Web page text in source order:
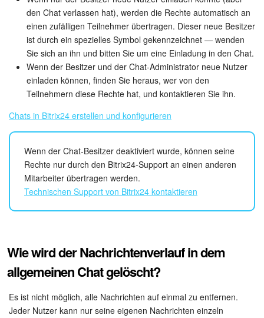
Mitarbeiter
Onlineshop
Websites
Wissensbasis
Videokonferenzen
Telefonie
Bitrix24 Messenger
Allgemeine Fragen
On-Premise Version
den Chat verlassen hat), werden die Rechte automatisch an
einen zufälligen Teilnehmer übertragen. Dieser neue Besitzer
ist durch ein spezielles Symbol gekennzeichnet — wenden
Sie sich an ihn und bitten Sie um eine Einladung in den Chat.
Wenn der Besitzer und der Chat-Administrator neue Nutzer
einladen können, finden Sie heraus, wer von den
Teilnehmern diese Rechte hat, und kontaktieren Sie ihn.
Chats in Bitrix24 erstellen und konfigurieren
Wenn der Chat-Besitzer deaktiviert wurde, können seine
Rechte nur durch den Bitrix24-Support an einen anderen
Mitarbeiter übertragen werden.
Technischen Support von Bitrix24 kontaktieren
Wie wird der Nachrichtenverlauf in dem
allgemeinen Chat gelöscht?
Es ist nicht möglich, alle Nachrichten auf einmal zu entfernen.
Jeder Nutzer kann nur seine eigenen Nachrichten einzeln